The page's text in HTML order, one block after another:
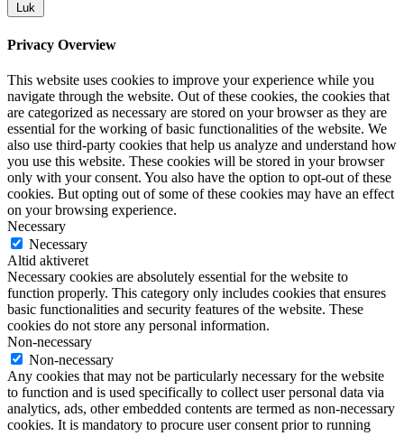
Luk
Privacy Overview
This website uses cookies to improve your experience while you
navigate through the website. Out of these cookies, the cookies that
are categorized as necessary are stored on your browser as they are
essential for the working of basic functionalities of the website. We
also use third-party cookies that help us analyze and understand how
you use this website. These cookies will be stored in your browser
only with your consent. You also have the option to opt-out of these
cookies. But opting out of some of these cookies may have an effect
on your browsing experience.
Necessary
Necessary
Altid aktiveret
Necessary cookies are absolutely essential for the website to
function properly. This category only includes cookies that ensures
basic functionalities and security features of the website. These
cookies do not store any personal information.
Non-necessary
Non-necessary
Any cookies that may not be particularly necessary for the website
to function and is used specifically to collect user personal data via
analytics, ads, other embedded contents are termed as non-necessary
cookies. It is mandatory to procure user consent prior to running